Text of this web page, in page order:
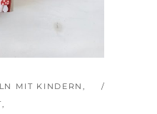
MIT KINDERN ,
,